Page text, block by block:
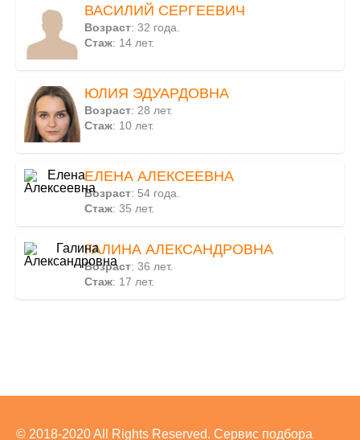
ВАСИЛИЙ СЕРГЕЕВИЧ
Возраст: 32 года.
Стаж: 14 лет.
ЮЛИЯ ЭДУАРДОВНА
Возраст: 28 лет.
Стаж: 10 лет.
ЕЛЕНА АЛЕКСЕЕВНА
Возраст: 54 года.
Стаж: 35 лет.
ГАЛИНА АЛЕКСАНДРОВНА
Возраст: 36 лет.
Стаж: 17 лет.
© 2018-2020 All Rights Reserved. Сервис подбора